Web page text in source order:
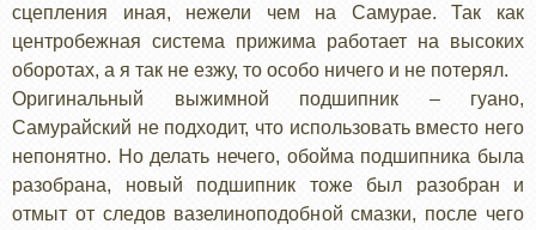
сцепления иная, нежели чем на Самурае. Так как
центробежная система прижима работает на высоких
оборотах, а я так не езжу, то особо ничего и не потерял.
Оригинальный выжимной подшипник – гуано,
Самурайский не подходит, что использовать вместо него
непонятно. Но делать нечего, обойма подшипника была
разобрана, новый подшипник тоже был разобран и
отмыт от следов вазелиноподобной смазки, после чего